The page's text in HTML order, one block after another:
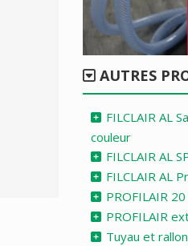
AUTRES
FILCLAIR AL
couleur
FILCLAIR AL
FILCLAIR AL
PROFILAIR
PROFILAIR
Tuyau et